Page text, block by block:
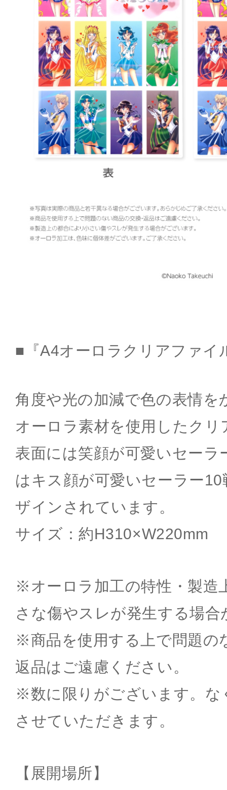
■『A4オーロラクリアファイ
角度や光の加減で色の表情を
オーロラ素材を使用したク
表面には笑顔が可愛いセーラ
はキス顔が可愛いセーラー
ザインされています。
サイズ：約H310×W220mm
※オーロラ加工の特性・製造
さな傷やスレが発生する場
※商品を使用する上で問題の
返品はご遠慮ください。
※数に限りがございます。な
させていただきます。
【展開場所】